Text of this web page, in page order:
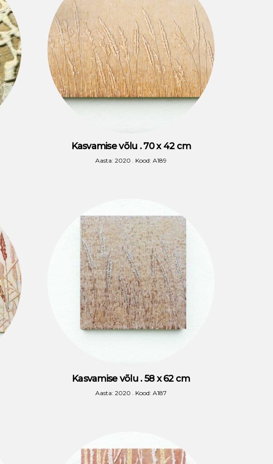
Kasvamise võlu . 70 x 42 cm
Aasta: 2020 . Kood: A189
Kasvamise võlu . 58 x 62 cm
Aasta: 2020 . Kood: A187